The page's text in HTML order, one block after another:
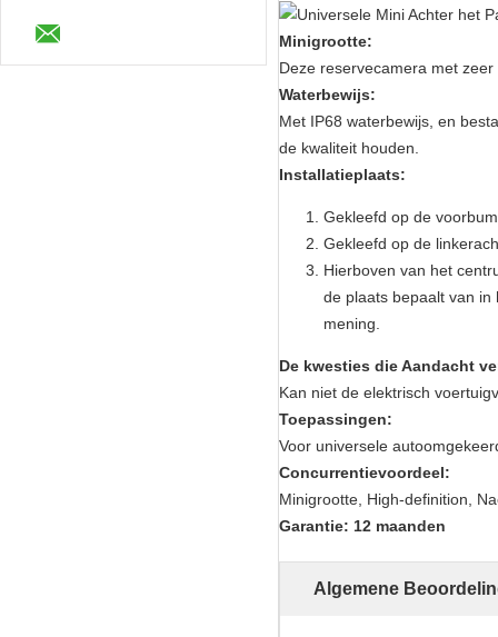
Minigrootte:
Deze reservecamera met
Waterbewijs:
Met IP68 waterbewijs, en
de kwaliteit houden.
Installatieplaats:
Gekleefd op de
Gekleefd op de
Hierboven van het
de plaats bepaalt van
mening.
De kwesties die Aandacht
Kan niet de elektrisch
Toepassingen:
Voor universele
Concurrentievoordeel:
Minigrootte, High-definition,
Garantie: 12 maanden
Algemene